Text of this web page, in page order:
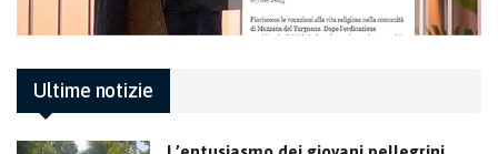
Ultime notizie